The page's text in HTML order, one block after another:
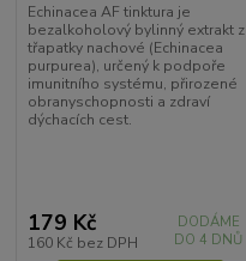
Echinacea AF tinktura je
bezalkoholový bylinný extrakt z
třapatky nachové (Echinacea
purpurea), určený k podpoře
imunitního systému, přirozené
obranyschopnosti a zdraví
dýchacích cest.
179 Kč
160 Kč bez DPH
DODÁME
DO 4 DNŮ